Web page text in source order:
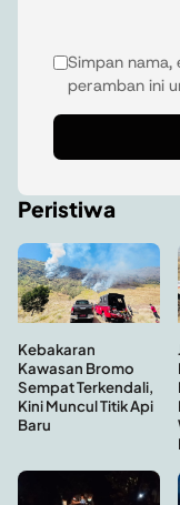
Simpan nama,
peramban ini
Peristiwa
Kebakaran
Kawasan Bromo
Sempat Terkendali,
Kini Muncul Titik Api
Baru